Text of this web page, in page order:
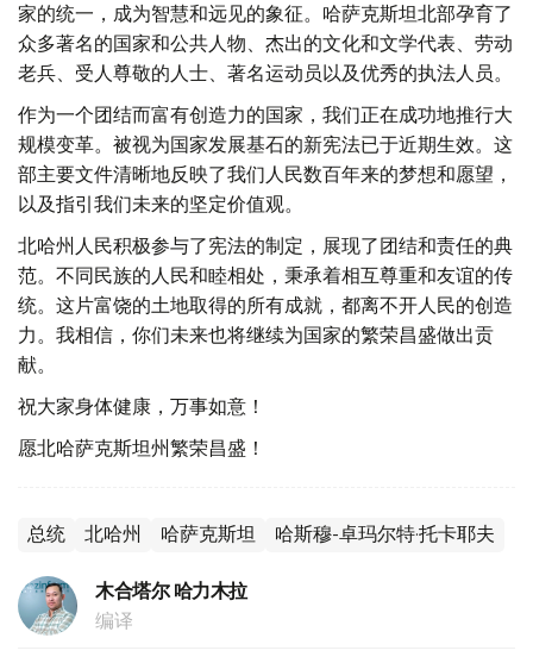
家的统一，成为智慧和远见的象征。哈萨克斯坦北部孕育了
众多著名的国家和公共人物、杰出的文化和文学代表、劳动
老兵、受人尊敬的人士、著名运动员以及优秀的执法人员。
作为一个团结而富有创造力的国家，我们正在成功地推行大
规模变革。被视为国家发展基石的新宪法已于近期生效。这
部主要文件清晰地反映了我们人民数百年来的梦想和愿望，
以及指引我们未来的坚定价值观。
北哈州人民积极参与了宪法的制定，展现了团结和责任的典
范。不同民族的人民和睦相处，秉承着相互尊重和友谊的传
统。这片富饶的土地取得的所有成就，都离不开人民的创造
力。我相信，你们未来也将继续为国家的繁荣昌盛做出贡
献。
祝大家身体健康，万事如意！
愿北哈萨克斯坦州繁荣昌盛！
总统 北哈州 哈萨克斯坦 哈斯穆-卓玛尔特·托卡耶夫
木合塔尔 哈力木拉
编译